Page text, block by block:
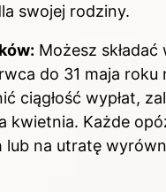
swojej rodziny.
Możesz
do 31 maja roku
wypłat,
Każde
na utratę